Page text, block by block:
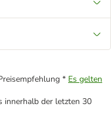
* Es gelten
innerhalb der letzten 30